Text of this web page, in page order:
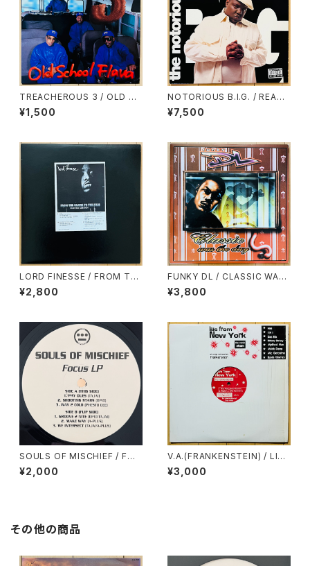
TREACHEROUS 3 / OLD SC
HOOL FLAVA
¥1,500
NOTORIOUS B.I.G. / READY
TO DIE(2LP)
¥7,500
LORD FINESSE / FROM TH
E CRATES TO THE FILES
¥2,800
FUNKY DL / CLASSIC WAS
THE DAY
¥3,800
SOULS OF MISCHIEF / FOC
US LP
¥2,000
V.A.(FRANKENSTEIN) / LIVE
FROM NEW YORK
¥3,000
その他の商品